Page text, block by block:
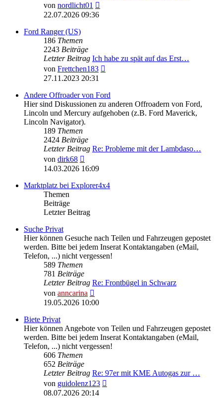
von nordlicht01
22.07.2026 09:36
Ford Ranger (US)
186 Themen
2243 Beiträge
Letzter Beitrag Ich habe zu spät auf das Erst…
von Frettchen183
27.11.2023 20:31
Andere Offroader von Ford
Hier sind Diskussionen zu anderen Offroadern von Ford,
Lincoln und Mercury aufgehoben (z.B. Ford Maverick,
Lincoln Navigator).
189 Themen
2424 Beiträge
Letzter Beitrag Re: Probleme mit der Lambdaso…
von dirk68
Beitrag
14.03.2026 16:09
Marktplatz bei Explorer4x4
Themen
Beiträge
Letzter Beitrag
Suche Privat
Hier können Gesuche nach Teilen und Fahrzeugen gepostet
werden. Bitte bei jedem Inserat Kontaktangaben (eMail,
Telefon, ...) nicht vergessen!
589 Themen
781 Beiträge
Letzter Beitrag Re: Frontbügel in Schwarz
von anncarina
Beitrag
19.05.2026 10:00
Biete Privat
Hier können Angebote von Teilen und Fahrzeugen gepostet
werden. Bitte bei jedem Inserat Kontaktangaben (eMail,
Telefon, ...) nicht vergessen!
606 Themen
652 Beiträge
Letzter Beitrag Re: 97er mit KME Autogas zur …
von guidolenz123
08.07.2026 20:14